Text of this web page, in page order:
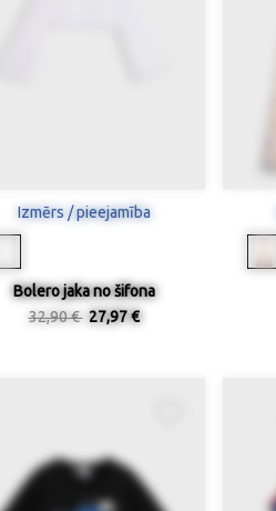
Izmērs / pieejamība
Bolero jaka no šifona
32,90 € 27,97 €